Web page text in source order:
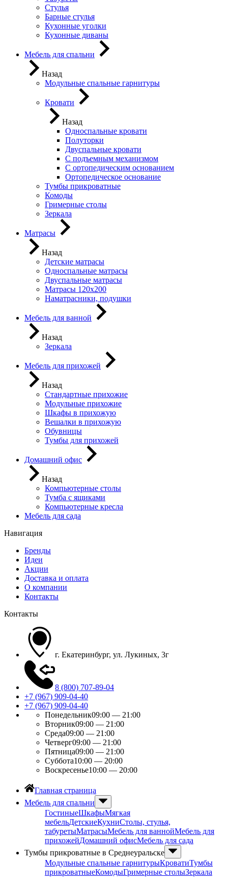
Стулья
Барные стулья
Кухонные уголки
Кухонные диваны
Мебель для спальни
Назад
Модульные спальные гарнитуры
Кровати
Назад
Односпальные кровати
Полуторки
Двуспальные кровати
С подъемным механизмом
С ортопедическим основанием
Ортопедическое основание
Тумбы прикроватные
Комоды
Гримерные столы
Зеркала
Матрасы
Назад
Детские матрасы
Односпальные матрасы
Двуспальные матрасы
Матрасы 120х200
Наматрасники, подушки
Мебель для ванной
Назад
Зеркала
Мебель для прихожей
Назад
Стандартные прихожие
Модульные прихожие
Шкафы в прихожую
Вешалки в прихожую
Обувницы
Тумбы для прихожей
Домашний офис
Назад
Компьютерные столы
Тумба с ящиками
Компьютерные кресла
Мебель для сада
Навигация
Бренды
Идеи
Акции
Доставка и оплата
О компании
Контакты
Контакты
г. Екатеринбург, ул. Лукиных, 3г
8 (800) 707-89-04
+7 (967) 909-04-40
+7 (967) 909-04-40
Понедельник09:00 — 21:00
Вторник09:00 — 21:00
Среда09:00 — 21:00
Четверг09:00 — 21:00
Пятница09:00 — 21:00
Суббота10:00 — 20:00
Воскресенье10:00 — 20:00
Главная страница
Мебель для спальни
ГостиныеШкафыМягкая
мебельДетскиеКухниСтолы, стулья,
табуретыМатрасыМебель для ваннойМебель для
прихожейДомашний офисМебель для сада
Тумбы прикроватные в Среднеуральске
Модульные спальные гарнитурыКроватиТумбы
прикроватныеКомодыГримерные столыЗеркала